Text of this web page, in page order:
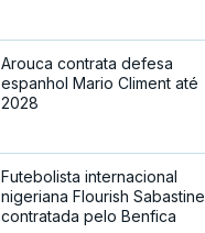
Arouca contrata defesa
espanhol Mario Climent até
2028
Futebolista internacional
nigeriana Flourish Sabastine
contratada pelo Benfica